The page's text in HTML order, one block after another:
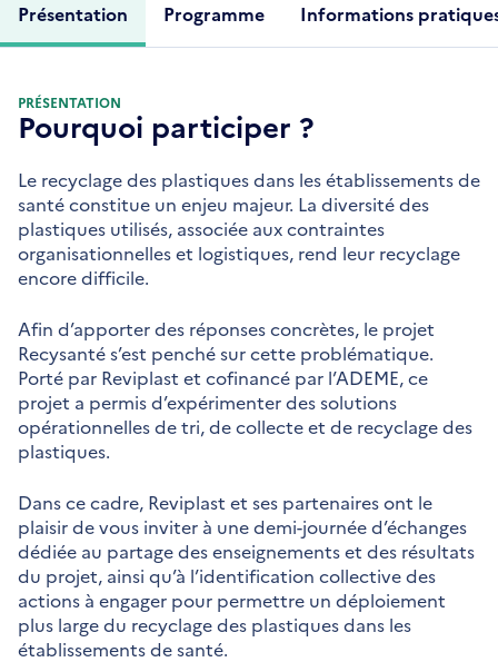
Présentation Programme Informations
PRÉSENTATION
Pourquoi participer ?
Le recyclage des plastiques dans les établissements de
santé constitue un enjeu majeur. La diversité des
plastiques utilisés, associée aux contraintes
organisationnelles et logistiques, rend leur recyclage
encore difficile.
Afin d’apporter des réponses concrètes, le projet
Recysanté s’est penché sur cette problématique.
Porté par Reviplast et cofinancé par l’ADEME, ce
projet a permis d’expérimenter des solutions
opérationnelles de tri, de collecte et de recyclage des
plastiques.
Dans ce cadre, Reviplast et ses partenaires ont le
plaisir de vous inviter à une demi-journée d’échanges
dédiée au partage des enseignements et des résultats
du projet, ainsi qu’à l’identification collective des
actions à engager pour permettre un déploiement
plus large du recyclage des plastiques dans les
établissements de santé.